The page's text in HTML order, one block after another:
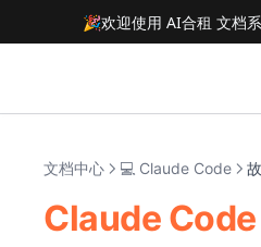
🎉欢迎使用 AI合租 文档
文档中心 💻 Claude Code
Claude